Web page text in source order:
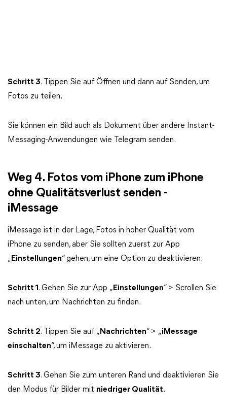
Schritt 3. Tippen Sie auf Öffnen und dann auf Senden, um
Fotos zu teilen.
Sie können ein Bild auch als Dokument über andere Instant-
Messaging-Anwendungen wie Telegram senden.
Weg 4. Fotos vom iPhone zum iPhone
ohne Qualitätsverlust senden -
iMessage
iMessage ist in der Lage, Fotos in hoher Qualität vom
iPhone zu senden, aber Sie sollten zuerst zur App
„ Einstellungen“ gehen, um eine Option zu deaktivieren.
Schritt 1 . Gehen Sie zur App „ Einstellungen“ > Scrollen Sie
nach unten, um Nachrichten zu finden.
Schritt 2. Tippen Sie auf „ Nachrichten“ > „iMessage
einschalten“, um iMessage zu aktivieren.
Schritt 3. Gehen Sie zum unteren Rand und deaktivieren Sie
den Modus für Bilder mit niedriger Qualität.